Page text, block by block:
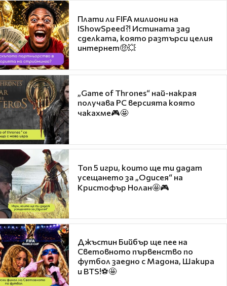
Плати ли FIFA милиони на
IShowSpeed?! Истината зад
сделката, която разтърси целия
интернет🤑💥
„Game of Thrones“ най-накрая
получава PC версията която
чакахме🎮🤩
Топ 5 игри, които ще ти дадат
усещането за „Одисея“ на
Кристофър Нолан🤩🎮
Джъстин Бийбър ще пее на
Световното първенство по
футбол заедно с Мадона, Шакира
и BTS!⚽🤩